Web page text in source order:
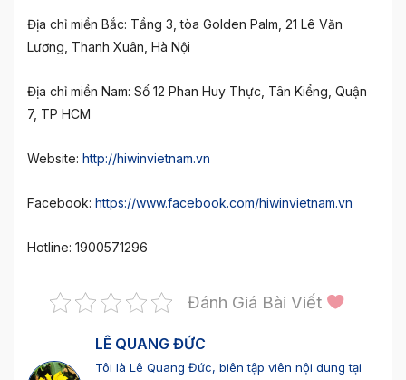
Địa chỉ miền Bắc: Tầng 3, tòa Golden Palm, 21 Lê Văn
Lương, Thanh Xuân, Hà Nội
Địa chỉ miền Nam: Số 12 Phan Huy Thực, Tân Kiểng, Quận
7, TP HCM
Website: http://hiwinvietnam.vn
Facebook: https://www.facebook.com/hiwinvietnam.vn
Hotline: 1900571296
Đánh Giá Bài Viết
LÊ QUANG ĐỨC
Tôi là Lê Quang Đức, biên tập viên nội dung tại